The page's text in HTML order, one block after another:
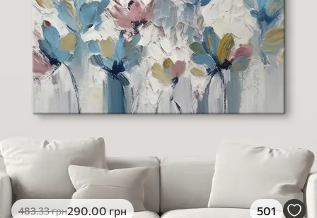
483.33грн290.00грн 501